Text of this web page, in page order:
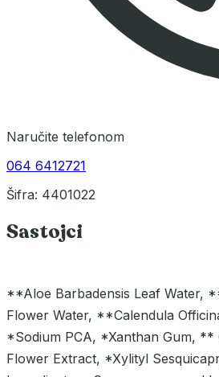
Naručite telefonom
064 6412721
Šifra: 4401022
Sastojci
**Aloe Barbadensis Leaf Water,
Flower Water, **Calendula
*Sodium PCA, *Xanthan Gum, **
Flower Extract, *Xylityl